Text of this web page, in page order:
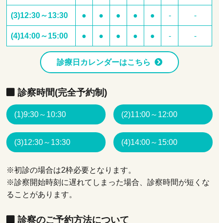
(3)12:30～13:30 ● ● ● ● ● - -
(4)14:00～15:00 ● ● ● ● ● - -
診療日カレンダーはこちら
診察時間(完全予約制)
(1)9:30～10:30 (2)11:00～12:00
(3)12:30～13:30 (4)14:00～15:00
※初診の場合は2枠必要となります。
※診察開始時刻に遅れてしまった場合、診察時間が短くな
ることがあります。
診察のご予約方法について